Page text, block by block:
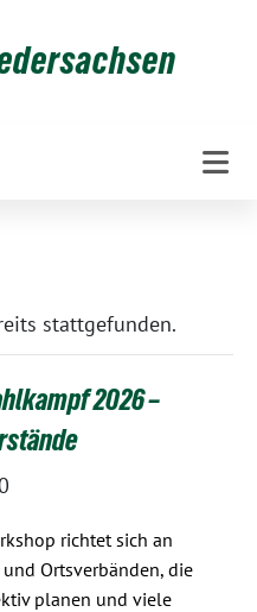
stattgefunden.
2026 –
richtet sich an
Ortsverbänden, die
planen und viele